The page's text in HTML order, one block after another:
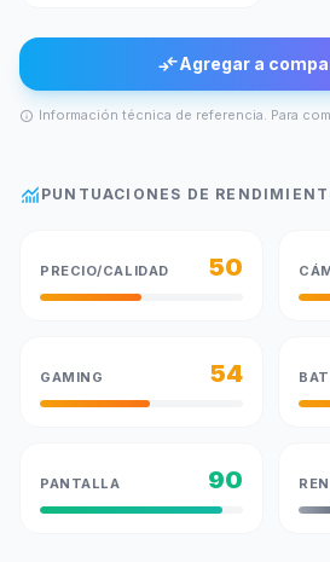
compare_arrowsAgregar a
info Información técnica de referencia. Para
monitoring PUNTUACIONES DE
PRECIO/CALIDAD 50
GAMING 54
PANTALLA 90